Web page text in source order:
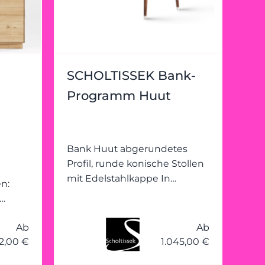
derAb
€
SCHOLTISSEK Bank-
Programm Huut
Bank Huut abgerundetes
Profil, runde konische Stollen
mit Edelstahlkappe In
durch Holzart und
Spezifikationen
Ab
1.045,00 €